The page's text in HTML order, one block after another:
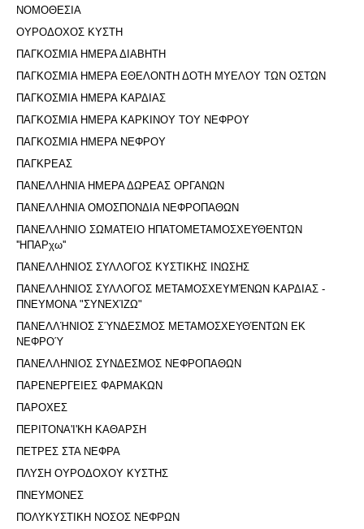
ΝΟΜΟΘΕΣΙΑ
ΟΥΡΟΔΟΧΟΣ ΚΥΣΤΗ
ΠΑΓΚΟΣΜΙΑ ΗΜΕΡΑ ΔΙΑΒΗΤΗ
ΠΑΓΚΟΣΜΙΑ ΗΜΕΡΑ ΕΘΕΛΟΝΤΗ ΔΟΤΗ ΜΥΕΛΟΥ ΤΩΝ ΟΣΤΩΝ
ΠΑΓΚΟΣΜΙΑ ΗΜΕΡΑ ΚΑΡΔΙΑΣ
ΠΑΓΚΟΣΜΙΑ ΗΜΕΡΑ ΚΑΡΚΙΝΟΥ ΤΟΥ ΝΕΦΡΟΥ
ΠΑΓΚΟΣΜΙΑ ΗΜΕΡΑ ΝΕΦΡΟΥ
ΠΑΓΚΡΕΑΣ
ΠΑΝΕΛΛΗΝΙΑ ΗΜΕΡΑ ΔΩΡΕΑΣ ΟΡΓΑΝΩΝ
ΠΑΝΕΛΛΗΝΙΑ ΟΜΟΣΠΟΝΔΙΑ ΝΕΦΡΟΠΑΘΩΝ
ΠΑΝΕΛΛΗΝΙΟ ΣΩΜΑΤΕΙΟ ΗΠΑΤΟΜΕΤΑΜΟΣΧΕΥΘΕΝΤΩΝ
''ΗΠΑΡχω''
ΠΑΝΕΛΛΗΝΙΟΣ ΣΥΛΛΟΓΟΣ ΚΥΣΤΙΚΗΣ ΙΝΩΣΗΣ
ΠΑΝΕΛΛΗΝΙΟΣ ΣΥΛΛΟΓΟΣ ΜΕΤΑΜΟΣΧΕΥΜΈΝΩΝ ΚΑΡΔΙΑΣ -
ΠΝΕΥΜΟΝΑ "ΣΥΝΕΧΊΖΩ"
ΠΑΝΕΛΛΉΝΙΟΣ ΣΎΝΔΕΣΜΟΣ ΜΕΤΑΜΟΣΧΕΥΘΈΝΤΩΝ ΕΚ
ΝΕΦΡΟΎ
ΠΑΝΕΛΛΗΝΙΟΣ ΣΥΝΔΕΣΜΟΣ ΝΕΦΡΟΠΑΘΩΝ
ΠΑΡΕΝΕΡΓΕΙΕΣ ΦΑΡΜΑΚΩΝ
ΠΑΡΟΧΕΣ
ΠΕΡΙΤΟΝΑ'I'ΚΗ ΚΑΘΑΡΣΗ
ΠΕΤΡΕΣ ΣΤΑ ΝΕΦΡΑ
ΠΛΥΣΗ ΟΥΡΟΔΟΧΟΥ ΚΥΣΤΗΣ
ΠΝΕΥΜΟΝΕΣ
ΠΟΛΥΚΥΣΤΙΚΗ ΝΟΣΟΣ ΝΕΦΡΩΝ